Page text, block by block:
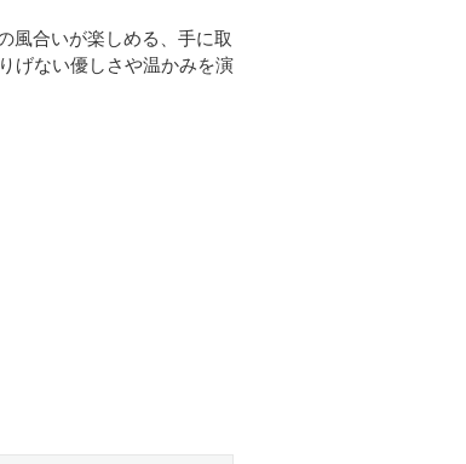
風合いが楽しめる、手に取
げない優しさや温かみを演